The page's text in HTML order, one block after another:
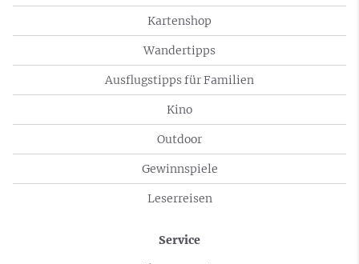
Kartenshop
Wandertipps
Ausflugstipps für Familien
Kino
Outdoor
Gewinnspiele
Leserreisen
Service